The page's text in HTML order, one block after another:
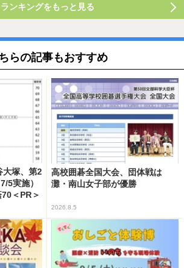
ランキングをもっと見る
らの記事もおすすめ
大塚、第2
5実施）
＜PR＞
高校囲碁全国大会、団体戦は
灘・南山女子部が優勝
2026.8.5